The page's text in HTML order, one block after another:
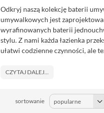
Odkryj naszą kolekcję baterii
umywalkowych jest
wyrafinowanych baterii
stylu. Z nami każda łazienka
ułatwi codzienne czynności, ale
CZYTAJ DALEJ...
sortowanie